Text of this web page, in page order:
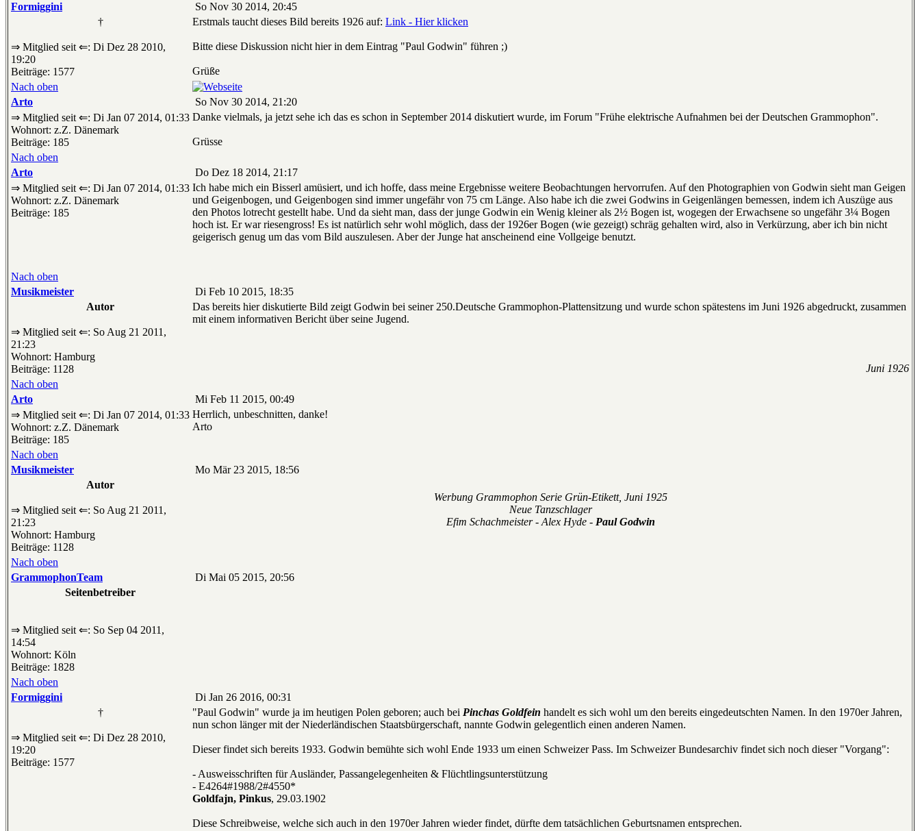
Formiggini
So Nov 30 2014, 20:45
†
⇒ Mitglied seit ⇐: Di Dez 28 2010,
19:20
Beiträge: 1577
Erstmals taucht dieses Bild bereits 1926 auf: Link - Hier klicken
Bitte diese Diskussion nicht hier in dem Eintrag "Paul Godwin" führen ;)
Grüße
Nach oben
Arto
So Nov 30 2014, 21:20
⇒ Mitglied seit ⇐: Di Jan 07 2014, 01:33
Wohnort: z.Z. Dänemark
Beiträge: 185
Danke vielmals, ja jetzt sehe ich das es schon in September 2014 diskutiert wurde, im Forum "Frühe elektrische Aufnahmen bei der Deutschen Grammophon".
Grüsse
Nach oben
Arto
Do Dez 18 2014, 21:17
⇒ Mitglied seit ⇐: Di Jan 07 2014, 01:33
Wohnort: z.Z. Dänemark
Beiträge: 185
Ich habe mich ein Bisserl amüsiert, und ich hoffe, dass meine Ergebnisse weitere Beobachtungen hervorrufen. Auf den Photographien von Godwin sieht man Geigen
und Geigenbogen, und Geigenbogen sind immer ungefähr von 75 cm Länge. Also habe ich die zwei Godwins in Geigenlängen bemessen, indem ich Auszüge aus
den Photos lotrecht gestellt habe. Und da sieht man, dass der junge Godwin ein Wenig kleiner als 2½ Bogen ist, wogegen der Erwachsene so ungefähr 3¼ Bogen
hoch ist. Er war riesengross! Es ist natürlich sehr wohl möglich, dass der 1926er Bogen (wie gezeigt) schräg gehalten wird, also in Verkürzung, aber ich bin nicht
geigerisch genug um das vom Bild auszulesen. Aber der Junge hat anscheinend eine Vollgeige benutzt.
Nach oben
Musikmeister
Di Feb 10 2015, 18:35
Autor
⇒ Mitglied seit ⇐: So Aug 21 2011,
21:23
Wohnort: Hamburg
Beiträge: 1128
Das bereits hier diskutierte Bild zeigt Godwin bei seiner 250.Deutsche Grammophon-Plattensitzung und wurde schon spätestens im Juni 1926 abgedruckt, zusammen
mit einem informativen Bericht über seine Jugend.
Juni 1926
Nach oben
Arto
Mi Feb 11 2015, 00:49
⇒ Mitglied seit ⇐: Di Jan 07 2014, 01:33
Wohnort: z.Z. Dänemark
Beiträge: 185
Herrlich, unbeschnitten, danke!
Arto
Nach oben
Musikmeister
Mo Mär 23 2015, 18:56
Autor
⇒ Mitglied seit ⇐: So Aug 21 2011,
21:23
Wohnort: Hamburg
Beiträge: 1128
Werbung Grammophon Serie Grün-Etikett, Juni 1925
Neue Tanzschlager
Efim Schachmeister - Alex Hyde - Paul Godwin
Nach oben
GrammophonTeam
Di Mai 05 2015, 20:56
Seitenbetreiber
⇒ Mitglied seit ⇐: So Sep 04 2011,
14:54
Wohnort: Köln
Beiträge: 1828
Nach oben
Formiggini
Di Jan 26 2016, 00:31
†
⇒ Mitglied seit ⇐: Di Dez 28 2010,
19:20
Beiträge: 1577
"Paul Godwin" wurde ja im heutigen Polen geboren; auch bei Pinchas Goldfein handelt es sich wohl um den bereits eingedeutschten Namen. In den 1970er Jahren,
nun schon länger mit der Niederländischen Staatsbürgerschaft, nannte Godwin gelegentlich einen anderen Namen.
Dieser findet sich bereits 1933. Godwin bemühte sich wohl Ende 1933 um einen Schweizer Pass. Im Schweizer Bundesarchiv findet sich noch dieser "Vorgang":
- Ausweisschriften für Ausländer, Passangelegenheiten & Flüchtlingsunterstützung
- E4264#1988/2#4550*
Goldfajn, Pinkus, 29.03.1902
Diese Schreibweise, welche sich auch in den 1970er Jahren wieder findet, dürfte dem tatsächlichen Geburtsnamen entsprechen.